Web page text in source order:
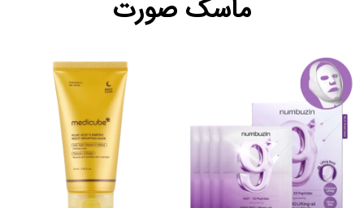
ماسک صورت